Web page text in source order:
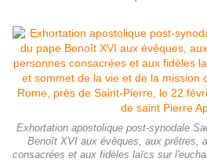
Exhortation apostolique post-synodale
Benoît XVI aux évêques, aux prêtres,
consacrées et aux fidèles laïcs sur